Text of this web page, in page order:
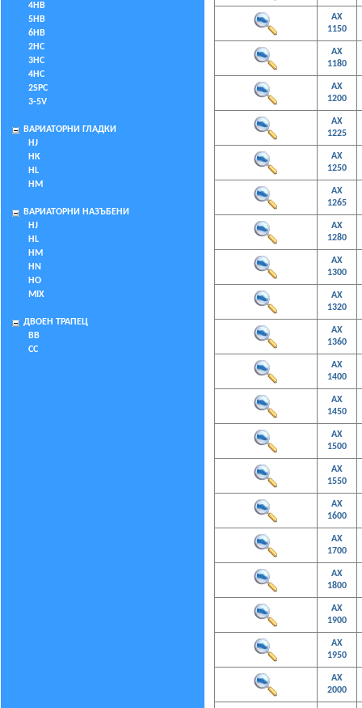
4HB
5HB
6HB
2HC
3HC
4HC
2SPC
3-5V
ВАРИАТОРНИ ГЛАДКИ
HJ
HK
HL
HM
ВАРИАТОРНИ НАЗЪБЕНИ
HJ
HL
HM
HN
HO
MIX
ДВОЕН ТРАПЕЦ
BB
CC
AX
1150
AX
1180
AX
1200
AX
1225
AX
1250
AX
1265
AX
1280
AX
1300
AX
1320
AX
1360
AX
1400
AX
1450
AX
1500
AX
1550
AX
1600
AX
1700
AX
1800
AX
1900
AX
1950
AX
2000